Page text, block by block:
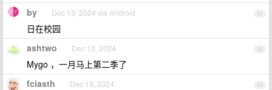
41
by Dec 13, 2024 via Android
日在校园
42
ashtwo Dec 13, 2024
Mygo ，一月马上第二季了
43
fciasth Dec 13, 2024